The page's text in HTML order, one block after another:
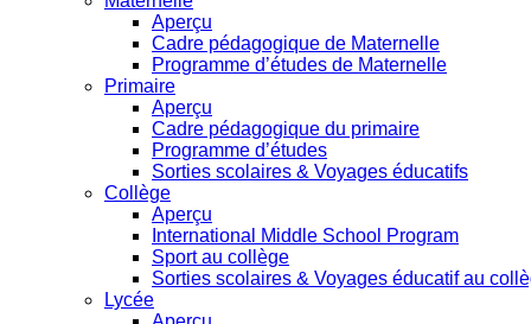
Aperçu
Cadre pédagogique de Maternelle
Programme d’études de Maternelle
Primaire
Aperçu
Cadre pédagogique du primaire
Programme d’études
Sorties scolaires & Voyages éducatifs
Collège
Aperçu
International Middle School Program
Sport au collège
Sorties scolaires & Voyages éducatif au
Lycée